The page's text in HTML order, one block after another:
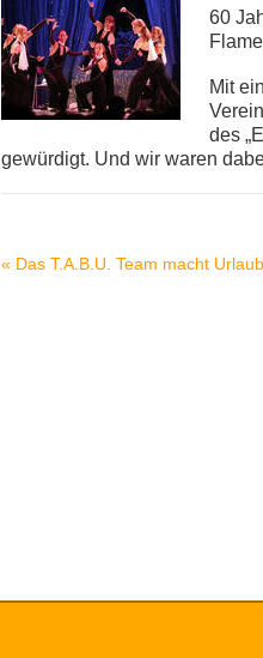
60
Mit
des
gewürdigt. Und wir waren
« Das T.A.B.U. Team macht